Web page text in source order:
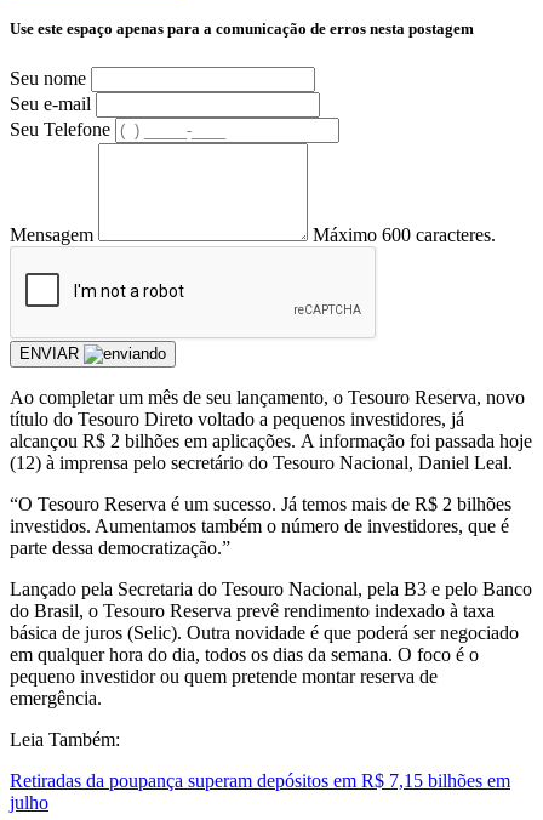
Use este espaço apenas para a comunicação de erros nesta postagem
Seu nome
Seu e-mail
Seu Telefone
Mensagem Máximo 600 caracteres.
ENVIAR
Ao completar um mês de seu lançamento, o Tesouro Reserva, novo
título do Tesouro Direto voltado a pequenos investidores, já
alcançou R$ 2 bilhões em aplicações. A informação foi passada hoje
(12) à imprensa pelo secretário do Tesouro Nacional, Daniel Leal.
“O Tesouro Reserva é um sucesso. Já temos mais de R$ 2 bilhões
investidos. Aumentamos também o número de investidores, que é
parte dessa democratização.”
Lançado pela Secretaria do Tesouro Nacional, pela B3 e pelo Banco
do Brasil, o Tesouro Reserva prevê rendimento indexado à taxa
básica de juros (Selic). Outra novidade é que poderá ser negociado
em qualquer hora do dia, todos os dias da semana. O foco é o
pequeno investidor ou quem pretende montar reserva de
emergência.
Leia Também:
Retiradas da poupança superam depósitos em R$ 7,15 bilhões em
julho